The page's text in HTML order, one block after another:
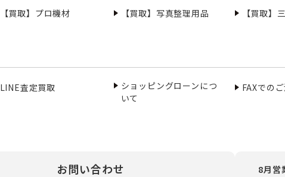
【買取】プロ機材 【買取】写真整理用品 【買取】
LINE査定買取
ショッピングローンにつ
いて
FAXでの
お問い合わせ 8月営